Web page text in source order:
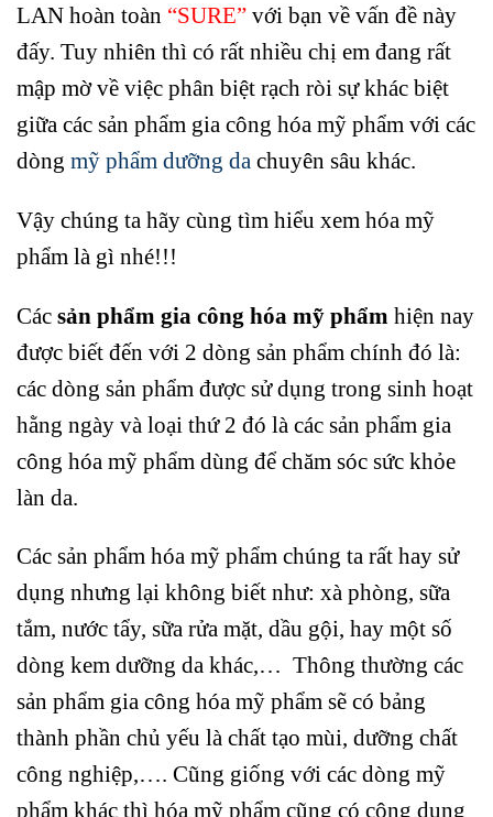
LAN hoàn toàn “SURE” với bạn về vấn đề này
đấy. Tuy nhiên thì có rất nhiều chị em đang rất
mập mờ về việc phân biệt rạch ròi sự khác biệt
giữa các sản phẩm gia công hóa mỹ phẩm với các
dòng mỹ phẩm dưỡng da chuyên sâu khác.
Vậy chúng ta hãy cùng tìm hiểu xem hóa mỹ
phẩm là gì nhé!!!
Các sản phẩm gia công hóa mỹ phẩm hiện nay
được biết đến với 2 dòng sản phẩm chính đó là:
các dòng sản phẩm được sử dụng trong sinh hoạt
hằng ngày và loại thứ 2 đó là các sản phẩm gia
công hóa mỹ phẩm dùng để chăm sóc sức khỏe
làn da.
Các sản phẩm hóa mỹ phẩm chúng ta rất hay sử
dụng nhưng lại không biết như: xà phòng, sữa
tắm, nước tẩy, sữa rửa mặt, dầu gội, hay một số
dòng kem dưỡng da khác,… Thông thường các
sản phẩm gia công hóa mỹ phẩm sẽ có bảng
thành phần chủ yếu là chất tạo mùi, dưỡng chất
công nghiệp,…. Cũng giống với các dòng mỹ
phẩm khác thì hóa mỹ phẩm cũng có công dụng